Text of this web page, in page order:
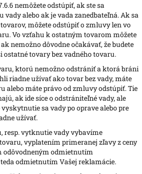
nemôžete odstúpiť, ak ste sa
alebo ak je vada zanedbateľná. Ak sa
môžete odstúpiť o zmluvy len vo
Vo vzťahu k ostatným tovarom môžete
nemožno dôvodne očakávať, že budete
ostatné tovary bez vadného tovaru.
ktorú nemožno odstrániť a ktorá bráni
riadne užívať ako tovar bez vady, máte
alebo máte právo od zmluvy odstúpiť. Tie
ak ide síce o odstrániteľné vady, ale
sa vady po oprave alebo pre
užívať.
resp. vytknutie vady vybavíme
vyplatením primeranej zľavy z ceny
odôvodneným odmietnutím
odmietnutím Vašej reklamácie.